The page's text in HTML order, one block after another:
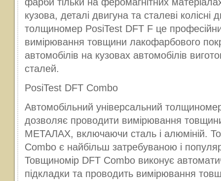
кузова, деталі двигуна та сталеві колісні
толщиномер PosiTest DFT F це
вимірювання товщини лакофарбового
автомобілів на кузовах автомобілів
сталей.
PosiTest DFT Combo
Автомобільний універсальний
дозволяє проводити вимірювання
МЕТАЛАХ, включаючи сталь і алюміній.
Combo є найбільш затребуваною і
Товщиномір DFT Combo виконує
підкладки та проводить вимірювання